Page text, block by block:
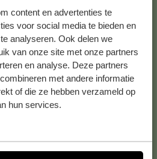
content en advertenties te
voor social media te bieden en
analyseren. Ook delen we
van onze site met onze partners
en analyse. Deze partners
met andere informatie
of die ze hebben verzameld op
hun services.
Hilfe
Tipps und Hilfe brauchen, wenden
Oder lesen Sie hier
Fragen.